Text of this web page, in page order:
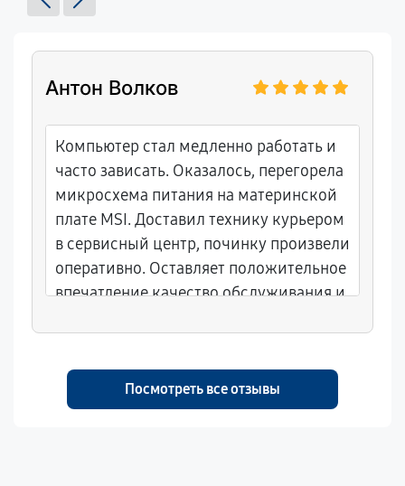
Антон Волков
Компьютер стал медленно работать и
часто зависать. Оказалось, перегорела
микросхема питания на материнской
плате MSI. Доставил технику курьером
в сервисный центр, починку произвели
оперативно. Оставляет положительное
впечатление качество обслуживания и
Посмотреть все отзывы